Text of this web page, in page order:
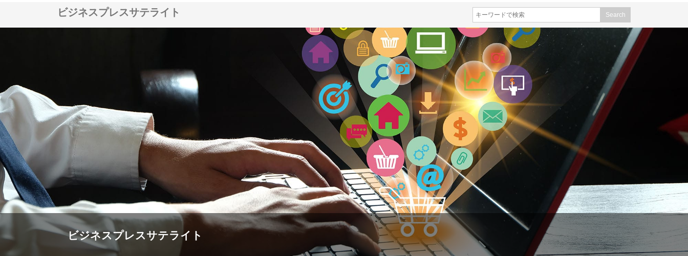
ビジネスプレスサテライト
ビジネスプレスサテライト